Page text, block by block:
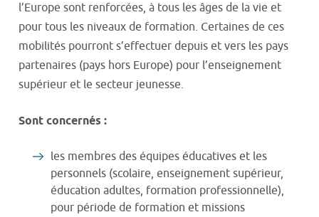
l’Europe sont renforcées, à tous les âges de la vie et
pour tous les niveaux de formation. Certaines de ces
mobilités pourront s’effectuer depuis et vers les pays
partenaires (pays hors Europe) pour l’enseignement
supérieur et le secteur jeunesse.
Sont concernés :
les membres des équipes éducatives et les
personnels (scolaire, enseignement supérieur,
éducation adultes, formation professionnelle),
pour période de formation et missions